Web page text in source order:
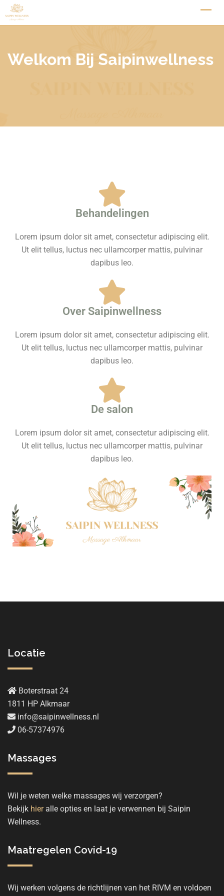
Welkom Bij Saipinwellness
Behandelingen
Lorem ipsum dolor sit amet, consectetur adipiscing elit.
Ut elit tellus, luctus nec ullamcorper mattis, pulvinar
dapibus leo.
Over Saipinwellness
Lorem ipsum dolor sit amet, consectetur adipiscing elit.
Ut elit tellus, luctus nec ullamcorper mattis, pulvinar
dapibus leo.
De salon
Lorem ipsum dolor sit amet, consectetur adipiscing elit.
Ut elit tellus, luctus nec ullamcorper mattis, pulvinar
dapibus leo.
Locatie
Boterstraat 24
1811 HP Alkmaar
info@saipinwellness.nl
06-57374976
Massages
Wil je weten welke massages wij verzorgen?
Bekijk hieralle opties en laat je verwennen bij Saipin
Wellness.
Maatregelen Covid-19
Wij werken volgens de richtlijnen van het RIVM en voldoen